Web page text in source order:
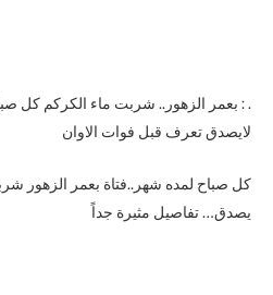
. : بعمر الزهور.. شربت ماء الكركم كل
لايصدق تعرف قبل فوات الاوان
كل صباح لمده شهر..فتاة بعمر الزهور
يصدق… تفاصيل مثيرة جداً